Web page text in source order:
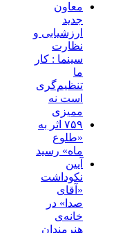
معاون
جدید
ارزشیابی و
نظارت
سینما : کار
ما
تنظیم‌گری
است نه
ممیزی
۷۵۹ اثر به
«طلوع
ماه» رسید
آیین
نکوداشت
«آقای
صدا» در
خانه‌ی
هنرمندان